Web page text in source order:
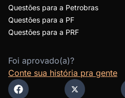
Questões para a Petrobras
Questões para a PF
Questões para a PRF
Foi aprovado(a)?
Conte sua história pra gente